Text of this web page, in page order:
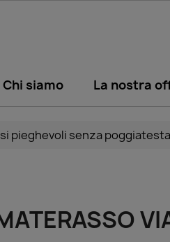
Chi siamo La nostra
pieghevoli senza poggiatesta